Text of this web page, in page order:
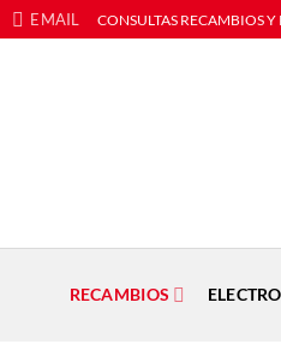
EMAIL CONSULTAS RECAMBIOS
RECAMBIOS